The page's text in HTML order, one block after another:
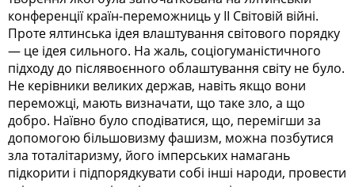
конференції країн-переможниць у ІІ Світовій війні.
Проте ялтинська ідея влаштування світового порядку
— це ідея сильного. На жаль, соціогуманістичного
підходу до післявоєнного облаштування світу не було.
Не керівники великих держав, навіть якщо вони
переможці, мають визначати, що таке зло, а що
добро. Наївно було сподіватися, що, перемігши за
допомогою більшовизму фашизм, можна позбутися
зла тоталітаризму, його імперських намагань
підкорити і підпорядкувати собі інші народи, провести